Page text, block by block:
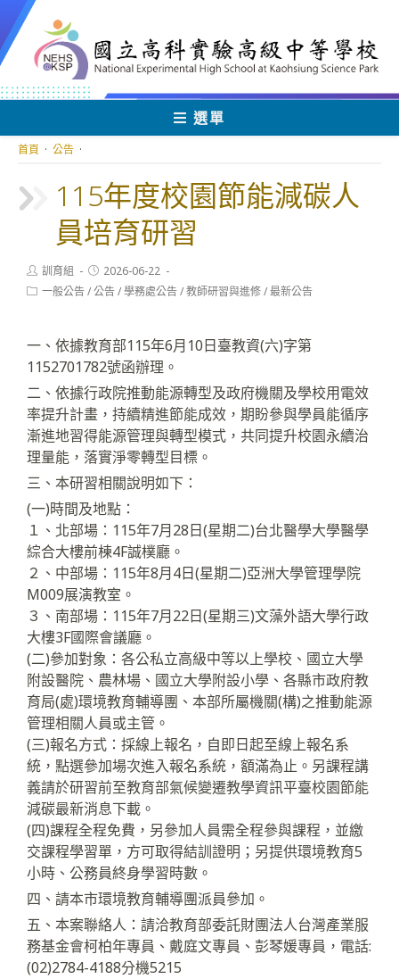
轉
至
要
容
選單
115年度校園節能減碳人
員培育研習
首頁 · 公告 ·
Post
author:
訓育組
Post
published:
2026-06-22
Post一般公告/公告/學務處公告/教師研習與進修/最新公告
一、依據教育部115年6月10日臺教資(六)字第
1152701782號函辦理。
二、依據行政院推動能源轉型及政府機關及學校用電效
率提升計畫，持續精進節能成效，期盼參與學員能循序
漸進地習得能源管理與轉型模式，共同提升校園永續治
理量能，落實淨零轉型目標。
三、本研習相關說明如下：
(一)時間及地點：
１、北部場：115年7月28日(星期二)台北醫學大學醫學
綜合大樓前棟4F誠樸廳。
２、中部場：115年8月4日(星期二)亞洲大學管理學院
M009展演教室。
３、南部場：115年7月22日(星期三)文藻外語大學行政
大樓3F國際會議廳。
(二)參加對象：各公私立高級中等以上學校、國立大學
附設醫院、農林場、國立大學附設小學、各縣市政府教
育局(處)環境教育輔導團、本部所屬機關(構)之推動能源
管理相關人員或主管。
(三)報名方式：採線上報名，自即日起至線上報名系
統，點選參加場次進入報名系統，額滿為止。另課程講
義請於研習前至教育部氣候變遷教學資訊平臺校園節能
減碳最新消息下載。
(四)課程全程免費，另參加人員需全程參與課程，並繳
交課程學習單，方可取得結訓證明；另提供環境教育5
小時、公務員終身學習時數。
四、請本市環境教育輔導團派員參加。
五、本案聯絡人：請洽教育部委託財團法人台灣產業服
務基金會柯柏年專員、戴庭文專員、彭琴媛專員，電話:
(02)2784-4188分機5215